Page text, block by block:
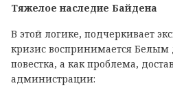
Тяжелое наследие Байдена
В этой логике, подчеркивает
кризис воспринимается
повестка, а как проблема,
администрации: